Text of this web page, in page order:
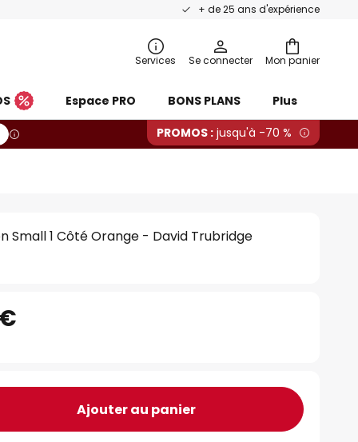
+ de 25 ans d'expérience
Mon panier
Services Se connecter
Espace PRO BONS PLANS
Plus
PROMOS : jusqu'à -70 %
Small 1 Côté Orange - David Trubridge
Ajouter au panier